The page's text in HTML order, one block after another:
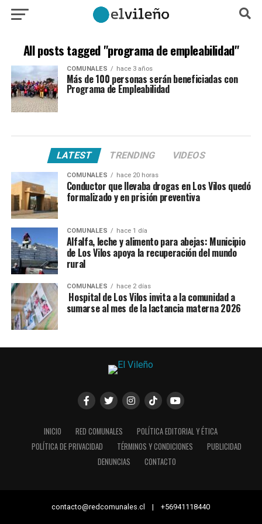
All posts tagged "programa de empleabilidad"
COMUNALES hace 3 años
Más de 100 personas serán beneficiadas con
Programa de Empleabilidad
LATEST TRENDING VIDEOS
COMUNALES hace 20 horas
Conductor que llevaba drogas en Los Vilos quedó
formalizado y en prisión preventiva
COMUNALES hace 1 día
Alfalfa, leche y alimento para abejas: Municipio
de Los Vilos apoya la recuperación del mundo
rural
COMUNALES hace 2 días
Hospital de Los Vilos invita a la comunidad a
sumarse al mes de la lactancia materna 2026
INICIO RED COMUNALES
POLÍTICA EDITORIAL Y ÉTICA
POLÍTICA DE PRIVACIDAD
TÉRMINOS Y CONDICIONES
PUBLICIDAD
DENUNCIAS
CONTACTO
contacto@redcomunales.cl | +56941118440